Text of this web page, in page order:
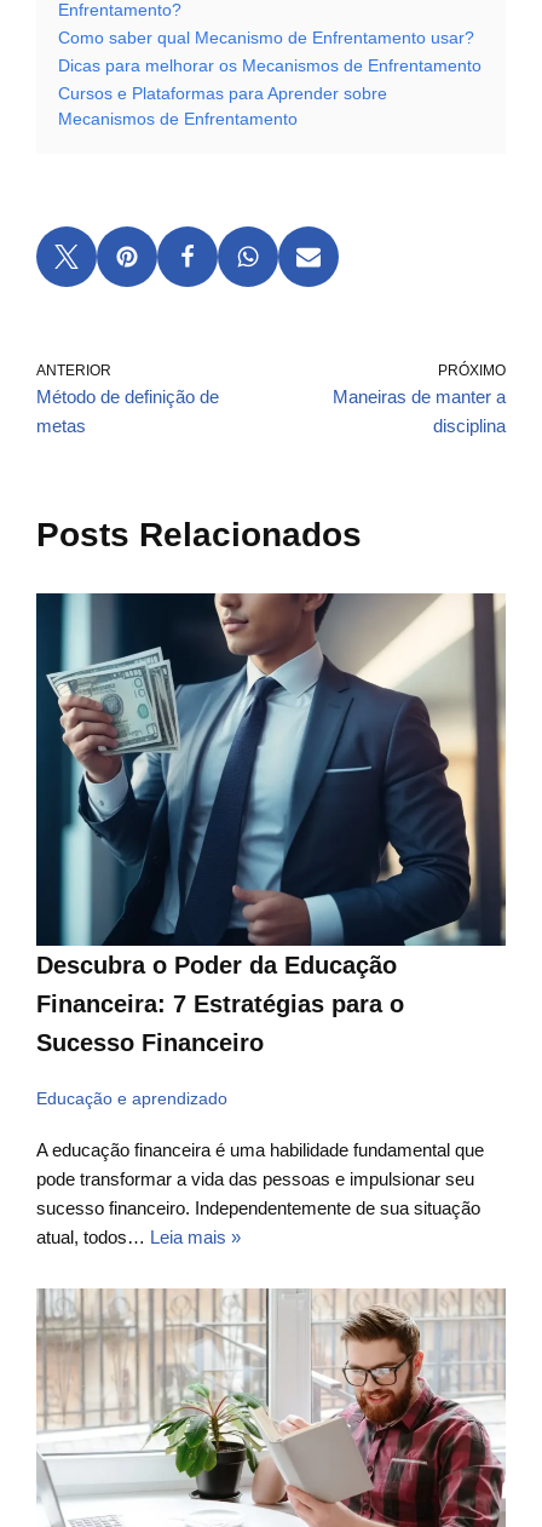
Enfrentamento?
Como saber qual Mecanismo de Enfrentamento usar?
Dicas para melhorar os Mecanismos de Enfrentamento
Cursos e Plataformas para Aprender sobre
Mecanismos de Enfrentamento
ANTERIOR
Método de definição de
metas
PRÓXIMO
Maneiras de manter a
disciplina
Posts Relacionados
Descubra o Poder da Educação
Financeira: 7 Estratégias para o
Sucesso Financeiro
Educação e aprendizado
A educação financeira é uma habilidade fundamental que
pode transformar a vida das pessoas e impulsionar seu
sucesso financeiro. Independentemente de sua situação
atual, todos… Leia mais »